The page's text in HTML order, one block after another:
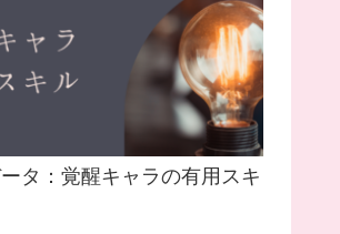
タ：覚醒キャラの有用スキ